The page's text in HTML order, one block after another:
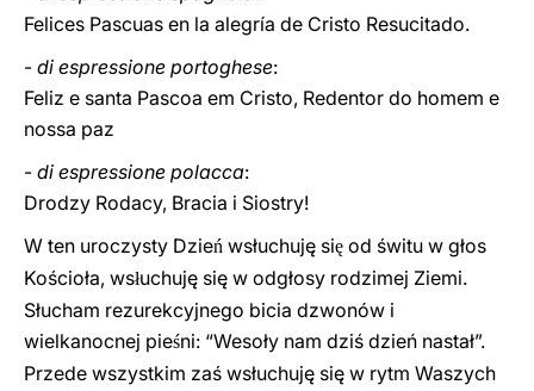
Felices Pascuas en la alegría de Cristo Resucitado.
- di espressione portoghese:
Feliz e santa Pascoa em Cristo, Redentor do homem e
nossa paz
- di espressione polacca:
Drodzy Rodacy, Bracia i Siostry!
W ten uroczysty Dzień wsłuchuję się od świtu w głos
Kościoła, wsłuchuję się w odgłosy rodzimej Ziemi.
Słucham rezurekcyjnego bicia dzwonów i
wielkanocnej pieśni: “Wesoły nam dziś dzień nastał”.
Przede wszystkim zaś wsłuchuję się w rytm Waszych